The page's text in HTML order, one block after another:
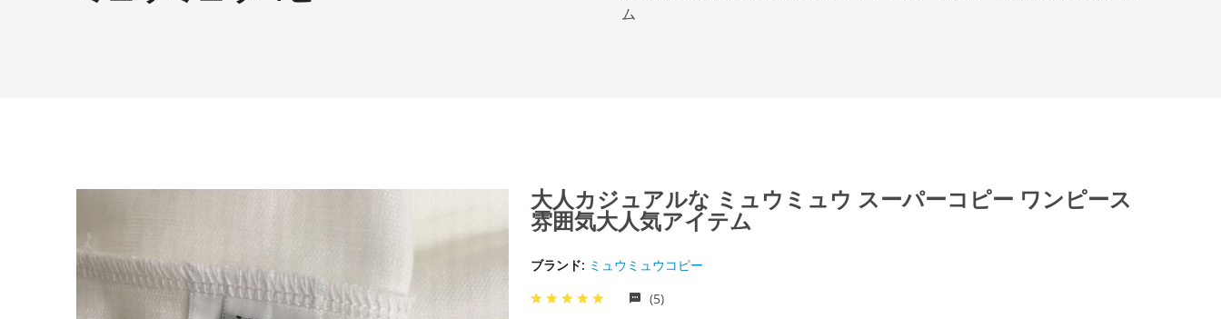
ム
大人カジュアルな ミュウミュウ スーパーコピー ワンピース
雰囲気大人気アイテム
ブランド: ミュウミュウコピー
(5)